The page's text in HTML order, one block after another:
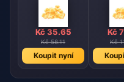
Kč 35.65
Kč 58.11
Koupit nyní
Kč
Kč